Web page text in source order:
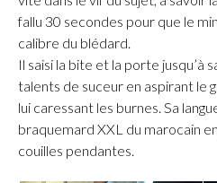
fallu 30 secondes pour que le
calibre du blédard.
Il saisi la bite et la porte jusqu’à
talents de suceur en aspirant le
lui caressant les burnes. Sa
braquemard XXL du marocain
couilles pendantes.